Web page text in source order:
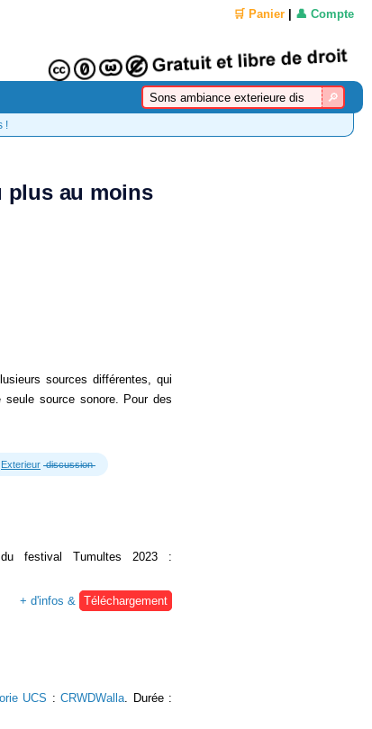
🛒 Panier 👤 Compte
!
plus au moins
sources différentes, qui
source sonore. Pour des
Exterieur discussion
festival Tumultes 2023 :
+ d'infos &
Téléchargement
UCS : CRWDWalla . Durée :